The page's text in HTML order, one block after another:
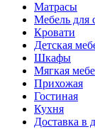
Матрасы
Мебель для
Кровати
Детская
Шкафы
Мягкая
Прихожая
Гостиная
Кухня
Доставка в